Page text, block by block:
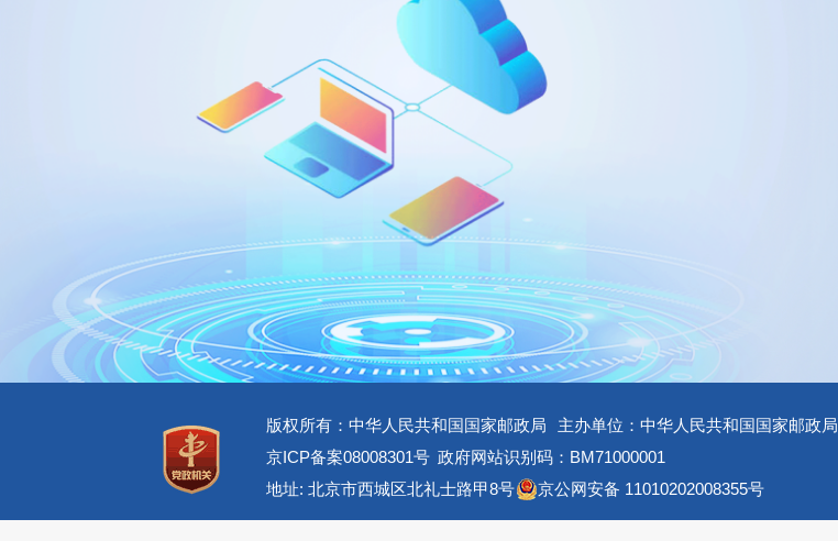
版权所有：中华人民共和国国家邮政局
主办单位：中华人民共和国国家邮政局
京ICP备案08008301号 政府网站识别码：BM71000001
地址: 北京市西城区北礼士路甲8号
京公网安备 11010202008355号